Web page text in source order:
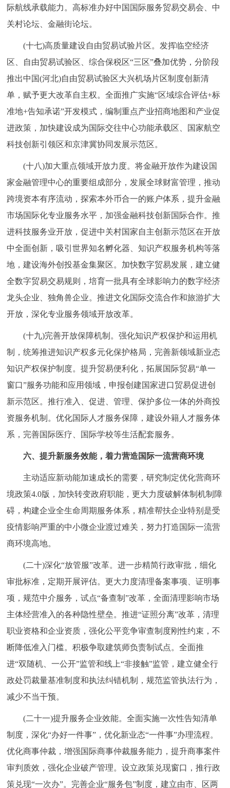
际航线承载能力。高标准办好中国国际服务贸易交易会、中
关村论坛、金融街论坛。
(十七)高质量建设自由贸易试验片区。发挥临空经济
区、自由贸易试验区、综合保税区“三区”叠加优势，分阶段
推出中国(河北)自由贸易试验区大兴机场片区制度创新清
单，赋予更大改革自主权。全面推广实施“区域综合评估+标
准地+告知承诺”开发模式，编制重点产业招商地图和产业促
进政策，加快建设成为国际交往中心功能承载区、国家航空
科技创新引领区和京津冀协同发展示范区。
(十八)加大重点领域开放力度。将金融开放作为建设国
家金融管理中心的重要组成部分，发展全球财富管理，推动
跨境资本有序流动，探索本外币合一的账户体系，提升金融
市场国际化专业服务水平，加强金融科技创新国际合作。推
进科技服务业开放，促进中关村国家自主创新示范区在开放
中全面创新，吸引世界知名孵化器、知识产权服务机构等落
地，建设海外创投基金集聚区。加快数字贸易发展，建立健
全数字贸易交易规则，培育一批具有全球影响力的数字经济
龙头企业、独角兽企业。推进文化国际交流合作和旅游扩大
开放，深化专业服务领域开放改革。
(十九)完善开放保障机制。强化知识产权保护和运用机
制，统筹推进知识产权多元化保护格局，完善新领域新业态
知识产权保护制度。提升贸易便利化，拓展国际贸易“单一
窗口”服务功能和应用领域，申报创建国家进口贸易促进创
新示范区。推行准入、促进、管理、保护多位一体的外商投
资服务机制。优化国际人才服务保障，建设外籍人才服务体
系，完善国际医疗、国际学校等生活配套服务。
六、提升新服务效能，着力营造国际一流营商环境
主动适应新动能加速成长的需要，研究制定优化营商环
境政策4.0版，加快转变政府职能，更大力度破解体制机制障
碍，构建企业全生命周期服务体系，精准帮扶企业特别是受
疫情影响严重的中小微企业渡过难关，努力打造国际一流营
商环境高地。
(二十)深化“放管服”改革。进一步精简行政审批，细化
审批标准，定期开展评估。更大力度清理备案事项、证明事
项，规范中介服务，试点“备查制”改革，全面清理影响市场
主体经营准入的各种隐性壁垒。推进“证照分离”改革，清理
职业资格和企业资质，强化公平竞争审查制度刚性约束，不
断降低准入门槛。积极争取建筑师负责制试点。全面推
进“双随机、一公开”监管和线上“非接触”监管，建立健全行
政处罚裁量基准制度和执法纠错机制，规范监管执法行为，
减少不当干预。
(二十一)提升服务企业效能。全面实施一次性告知清单
制度，深化“办好一件事”，优化新业态“一件事”办理流程。
优化商事仲裁，增强国际商事仲裁服务能力，提升商事案件
审判质效，强化企业破产管理。设立政策兑现窗口，推行政
策兑现“一次办”。完善企业“服务包”制度，建立由市、区两